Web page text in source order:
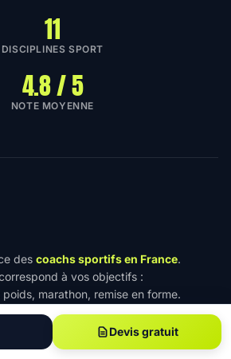
Devis gratuit
11
DISCIPLINES SPORT
4.8 / 5
NOTE MOYENNE
des coachs sportifs en France.
à vos objectifs :
marathon, remise en forme.